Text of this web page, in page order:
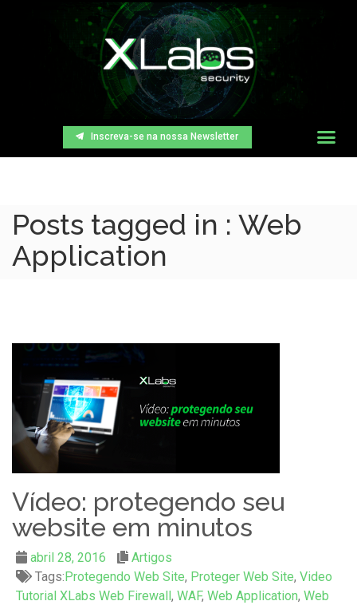
Inscreva-se na nossa Newsletter
Posts tagged in : Web
Application
Vídeo: protegendo seu
website em minutos
abril 28, 2016
Artigos
Tags: Protegendo Web Site, Proteger Web Site, Video
Tutorial XLabs Web Firewall , WAF, Web Application, Web